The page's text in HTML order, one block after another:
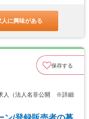
人に興味がある
保存する
人（法人名非公開 ※詳細